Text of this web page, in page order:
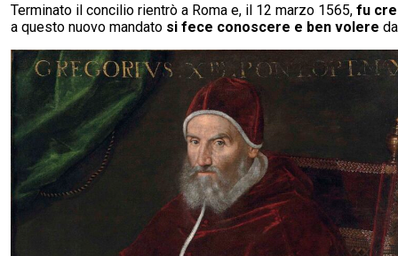
Terminato il concilio rientrò a Roma e, il 12 marzo 1565, fu
a questo nuovo mandato si fece conoscere e ben volere